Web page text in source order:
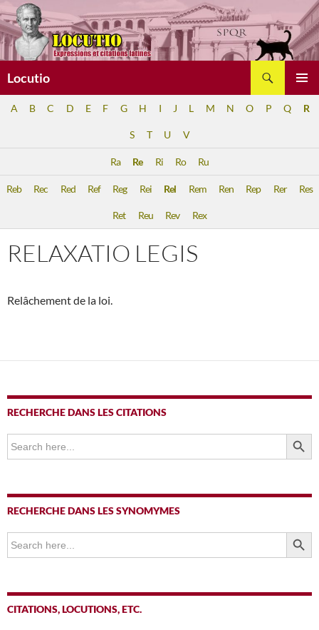
Aller
au
contenu
Locutio
A B C D E F G H I J L M N O P Q R
S T U V
Ra Re Ri Ro Ru
Reb Rec Red Ref Reg Rei Rel Rem Ren Rep Rer Res
Ret Reu Rev Rex
RELAXATIO LEGIS
Relâchement de la loi.
RECHERCHE DANS LES CITATIONS
Search
for:
SEARCH
RECHERCHE DANS LES SYNOMYMES
Search
for:
SEARCH
CITATIONS, LOCUTIONS, ETC.